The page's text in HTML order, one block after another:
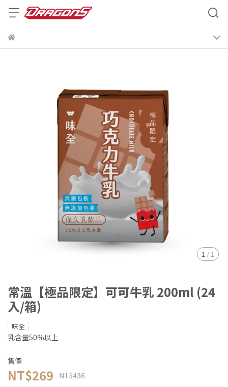
1 / 1
常溫【極品限定】可可牛乳 200ml (24
入/箱)
味全
乳含量50%以上
售價
NT$269 NT$436